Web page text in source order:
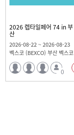
2026 렙타일페어 74 in 부
산
2026-08-22 ~ 2026-08-23
0